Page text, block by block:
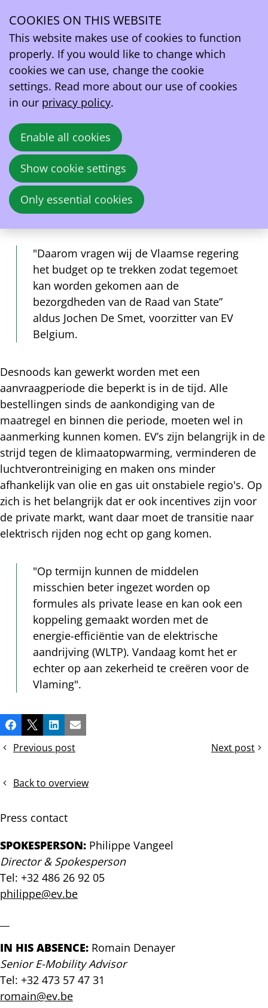
premiesysteem
EV Belgium roept de Vlaamse regering op om de
plannen rond een premie voor de aankoop van EV’s
op korte termijn uit te rollen. Vlamingen lopen
duidelijk warm voor de premie, en dat is goed
uit gaande dat de premie er komt. We mogen
mensen die de stap willen zetten naar het elektrisch
rijden niet ontmoedigen.
EV Belgium
February 6, 2024
"Daarom vragen wij de Vlaamse regering
het budget op te trekken zodat tegemoet
kan worden gekomen aan de
bezorgdheden van de Raad van State”
aldus Jochen De Smet, voorzitter van EV
Belgium.
Desnoods kan gewerkt worden met een
aanvraagperiode die beperkt is in de tijd. Alle
bestellingen sinds de aankondiging van de
maatregel en binnen die periode, moeten wel in
aanmerking kunnen komen. EV’s zijn belangrijk in de
strijd tegen de klimaatopwarming, verminderen de
luchtverontreiniging en maken ons minder
afhankelijk van olie en gas uit onstabiele regio's. Op
zich is het belangrijk dat er ook incentives zijn voor
de private markt, want daar moet de transitie naar
elektrisch rijden nog echt op gang komen.
"Op termijn kunnen de middelen
misschien beter ingezet worden op
formules als private lease en kan ook een
koppeling gemaakt worden met de
energie-efficiëntie van de elektrische
aandrijving (WLTP). Vandaag komt het er
echter op aan zekerheid te creëren voor de
Vlaming".
Share
this
post!
Facebook
X LinkedInEmail
Previous post
Persbericht:
veel
de
Next post
Persbericht:
Back to overview
Press contact
SPOKESPERSON: Philippe Vangeel
Director & Spokesperson
Tel: +32 486 26 92 05
philippe@ev.be
IN HIS ABSENCE: Romain Denayer
Senior E-Mobility Advisor
Tel: +32 473 57 47 31
romain@ev.be
COOKIES ON THIS WEBSITE
This website makes use of cookies to function
properly. If you would like to change which
cookies we can use, change the cookie
settings. Read more about our use of cookies
in our privacy policy.
Enable all cookies
Show cookie settings
Only essential cookies